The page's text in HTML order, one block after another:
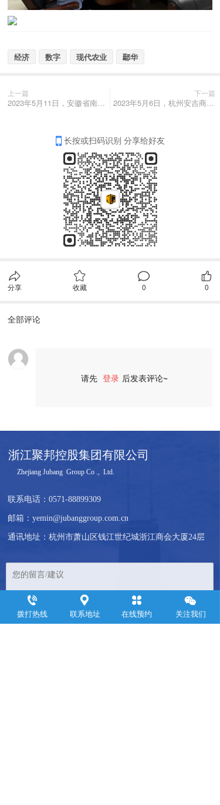
经济 数字 现代农业 鄢华
上一篇
2023年5月11日，安徽省南陵县县委书记李新宇率队莅临聚邦集团考察交流
下一篇
2023年5月6日，杭州安吉商会名誉会长张德宝、执行会长殷亚平等莅临聚邦集团考察交流。
长按或扫码识别 分享给好友
分享 收藏 0 0
全部评论
请先 登录 后发表评论~
浙江聚邦控股集团有限公司
     Zhejiang Jubang  Group Co .,  Ltd.
联系电话： 0571-88899309
邮箱：yemin@jubanggroup.com.cn
通讯地址：杭州市萧山区钱江世纪城浙江商会大厦24层
拨打热线 联系地址 在线预约 关注我们